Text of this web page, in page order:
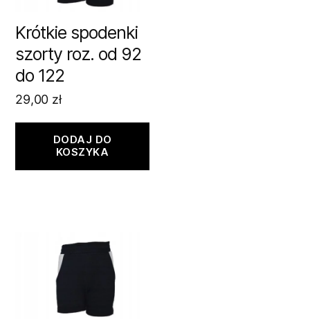
Krótkie spodenki
szorty roz. od 92
do 122
29,00 zł
DODAJ DO
KOSZYKA